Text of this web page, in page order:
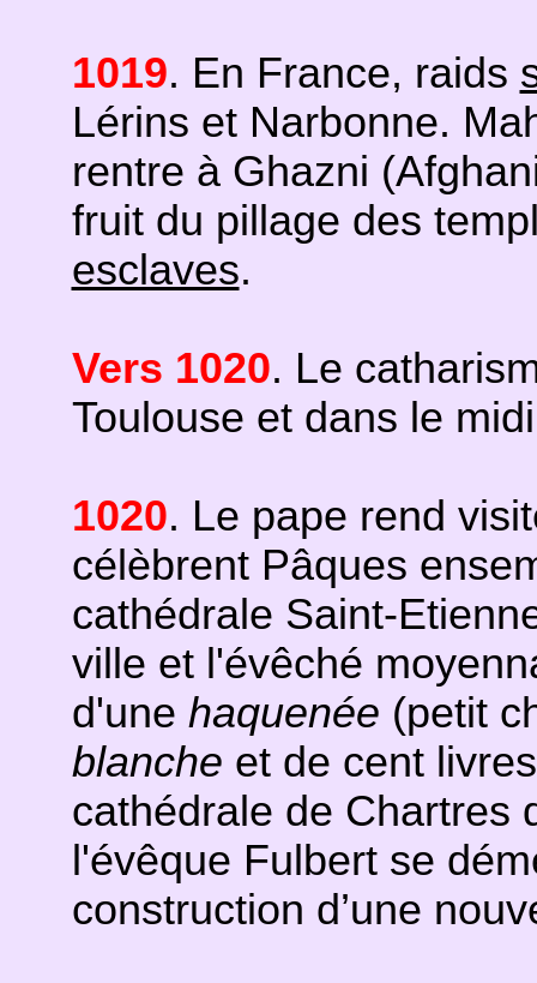
1019. En France, raids
Lérins et Narbonne.
rentre à Ghazni
fruit du pillage des
esclaves.
Vers 1020. Le
Toulouse et dans le
1020. Le pape rend
célèbrent Pâques
cathédrale Saint-
ville et l'évêché
d'une haquenée (petit
blanche et de cent
cathédrale de Chartres
l'évêque Fulbert se
construction d’une